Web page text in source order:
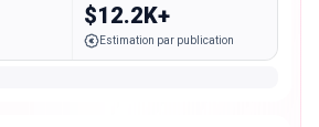
$12.2K+
Estimation par publication